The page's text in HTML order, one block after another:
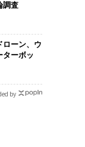
調査
ローン、ウ
ーボッ
by